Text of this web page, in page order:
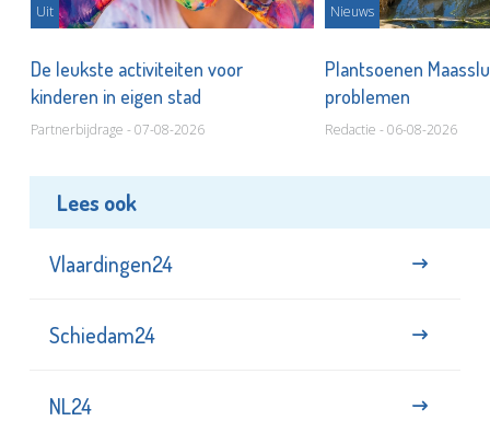
Uit
De leukste activiteiten voor
kinderen in eigen stad
Partnerbijdrage - 07-08-2026
Nieuws
Plantsoenen
problemen
Redactie - 06-08-2026
Lees ook
Vlaardingen24
Schiedam24
NL24